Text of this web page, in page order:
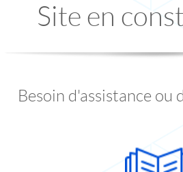
Site en
Besoin d'assistance ou